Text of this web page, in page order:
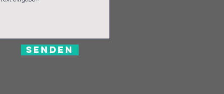
und EQT
SENDEN